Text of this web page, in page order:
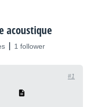
acoustique
1 follower
#1